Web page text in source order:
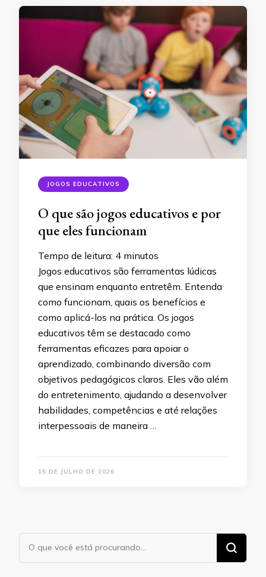
JOGOS EDUCATIVOS
O que são jogos educativos e por
que eles funcionam
Tempo de leitura: 4 minutos
Jogos educativos são ferramentas lúdicas
que ensinam enquanto entretêm. Entenda
como funcionam, quais os benefícios e
como aplicá-los na prática. Os jogos
educativos têm se destacado como
ferramentas eficazes para apoiar o
aprendizado, combinando diversão com
objetivos pedagógicos claros. Eles vão além
do entretenimento, ajudando a desenvolver
habilidades, competências e até relações
interpessoais de maneira …
15 DE JULHO DE 2026
Procurando
algo?